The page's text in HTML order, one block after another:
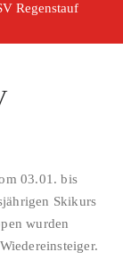
Regenstauf
03.01. bis
Skikurs
wurden